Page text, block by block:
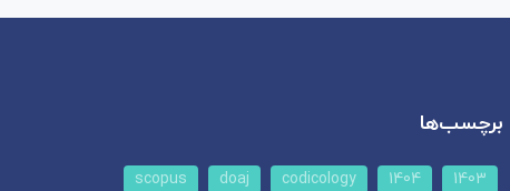
برچسب‌ها
1403
1404
codicology
doaj
scopus